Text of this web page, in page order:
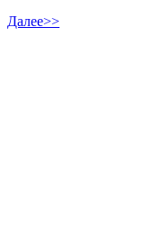
Далее>>